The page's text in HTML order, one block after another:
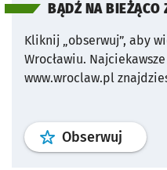
BĄDŹ NA
Kliknij „obserwuj”, aby
Wrocławiu.
www.wroclaw.pl
Obserwuj profil